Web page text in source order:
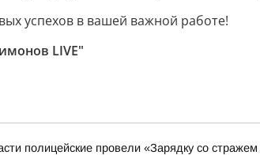
успехов в вашей важной работе!
LIVE"
полицейские провели «Зарядку со